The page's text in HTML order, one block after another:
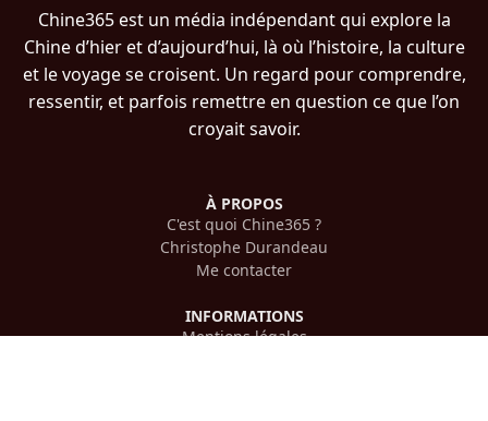
Chine365 est un média indépendant qui explore la
Chine d’hier et d’aujourd’hui, là où l’histoire, la culture
et le voyage se croisent. Un regard pour comprendre,
ressentir, et parfois remettre en question ce que l’on
croyait savoir.
À PROPOS
C'est quoi Chine365 ?
Christophe Durandeau
Me contacter
INFORMATIONS
Mentions légales